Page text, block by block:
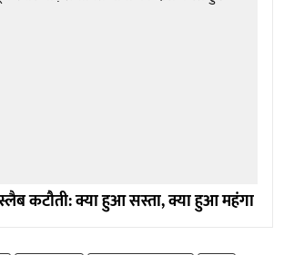
कटौती: क्या हुआ सस्ता, क्या हुआ महंगा